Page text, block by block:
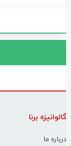
برنا
ما